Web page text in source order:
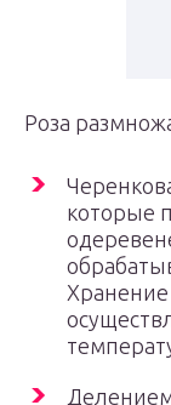
Роза
которые
Хранение